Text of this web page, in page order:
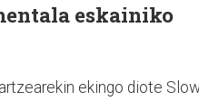
eskainiko
ekingo diote